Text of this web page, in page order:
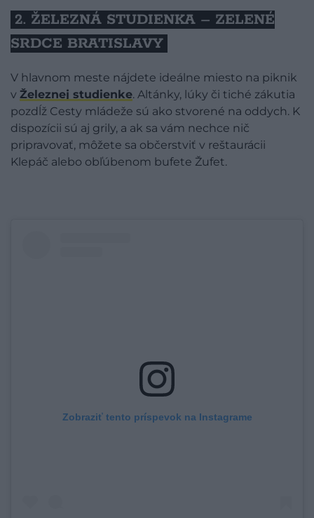
2. ŽELEZNÁ STUDIENKA – ZELENÉ
SRDCE BRATISLAVY
V hlavnom meste nájdete ideálne miesto na piknik
v Železnej studienke. Altánky, lúky či tiché zákutia
pozdĺž Cesty mládeže sú ako stvorené na oddych. K
dispozícii sú aj grily, a ak sa vám nechce nič
pripravovať, môžete sa občerstviť v reštaurácii
Klepáč alebo obľúbenom bufete Žufet.
Zobraziť tento príspevok na Instagrame